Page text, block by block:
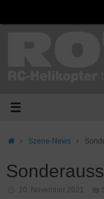
StartSzene-News
10. November 2021